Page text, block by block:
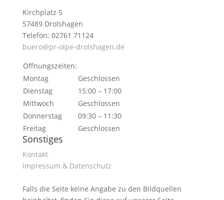
Kirchplatz 5
57489 Drolshagen
Telefon: 02761 71124
buero@pr-olpe-drolshagen.de
Öffnungszeiten:
Montag
Geschlossen
Dienstag
15:00 – 17:00
Mittwoch
Geschlossen
Donnerstag
09:30 – 11:30
Freitag
Geschlossen
Sonstiges
Kontakt
Impressum & Datenschutz
Falls die Seite keine Angabe zu den Bildquellen